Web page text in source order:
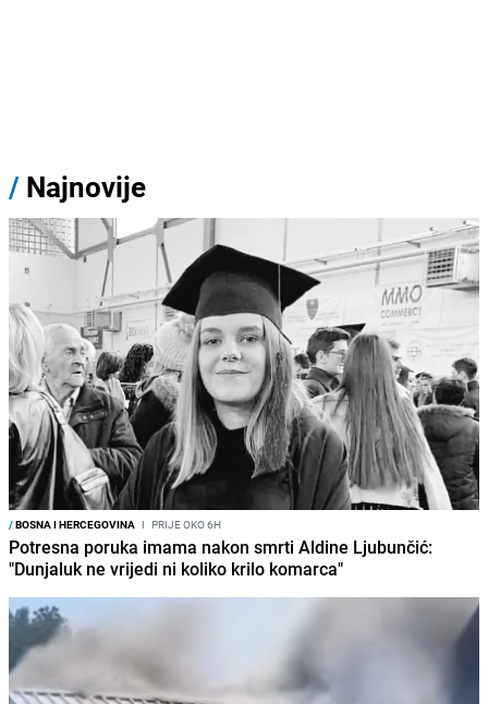
/ Najnovije
/BOSNA I HERCEGOVINA I PRIJE OKO 6H
Potresna poruka imama nakon smrti Aldine Ljubunčić:
"Dunjaluk ne vrijedi ni koliko krilo komarca"